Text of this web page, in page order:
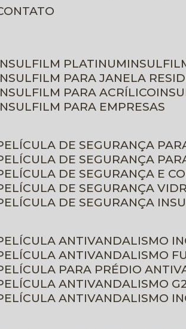
CONTATO
INSULFILM PLATINUM
INSULFILM PARA JANELA
INSULFILM PARA ACRÍLICO
INSULFILM PARA EMPRESAS
PELÍCULA DE SEGURANÇA
PELÍCULA DE SEGURANÇA
PELÍCULA DE SEGURANÇA E
PELÍCULA DE SEGURANÇA
PELÍCULA DE SEGURANÇA
PELÍCULA ANTIVANDALISMO
PELÍCULA ANTIVANDALISMO
PELÍCULA PARA PRÉDIO
PELÍCULA ANTIVANDALISMO
PELÍCULA ANTIVANDALISMO